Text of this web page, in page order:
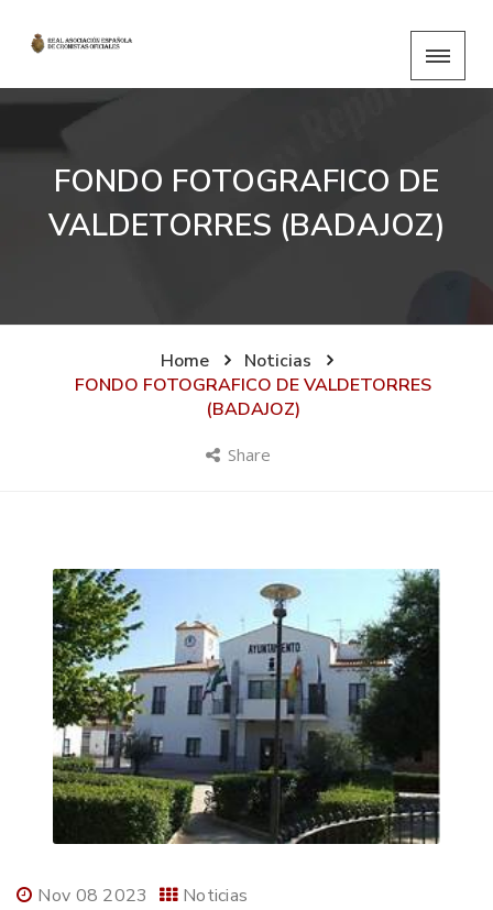
FONDO FOTOGRAFICO DE
VALDETORRES (BADAJOZ)
Home
Noticias
FONDO FOTOGRAFICO DE VALDETORRES
(BADAJOZ)
Share
Nov 08 2023 Noticias